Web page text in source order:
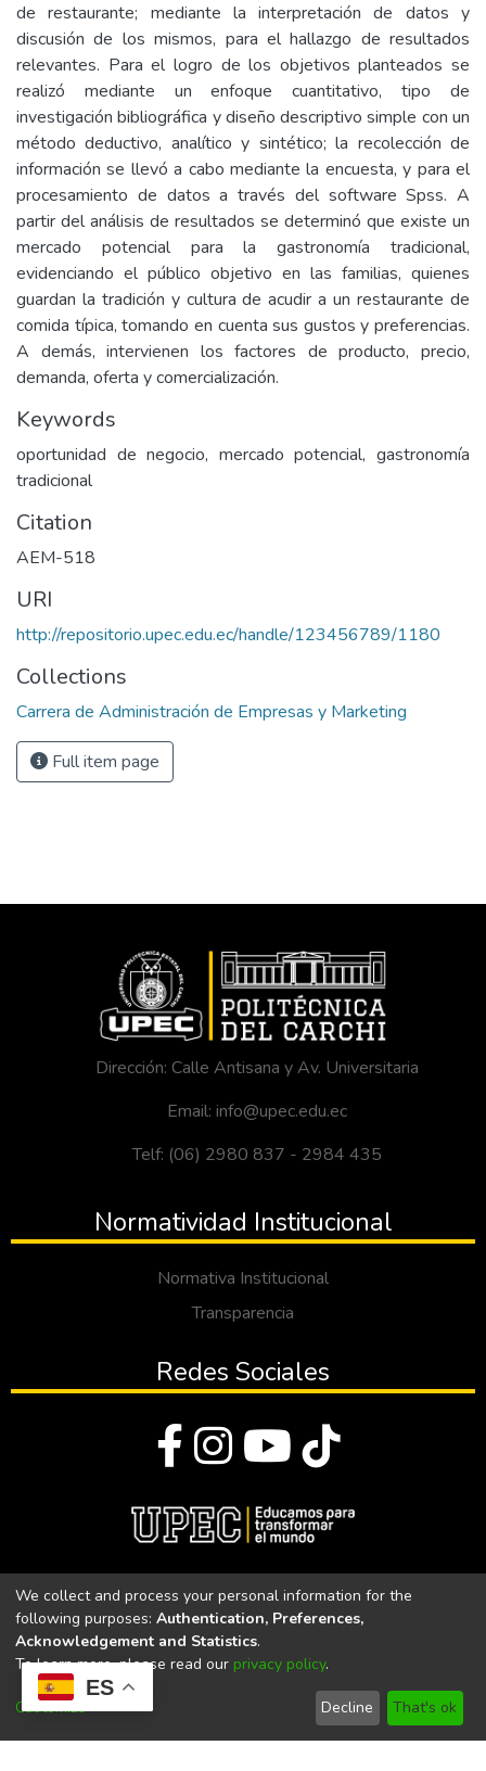
ES
de restaurante; mediante la interpretación de datos y
discusión de los mismos, para el hallazgo de resultados
relevantes. Para el logro de los objetivos planteados se
realizó mediante un enfoque cuantitativo, tipo de
investigación bibliográfica y diseño descriptivo simple con un
método deductivo, analítico y sintético; la recolección de
información se llevó a cabo mediante la encuesta, y para el
procesamiento de datos a través del software Spss. A
partir del análisis de resultados se determinó que existe un
mercado potencial para la gastronomía tradicional,
evidenciando el público objetivo en las familias, quienes
guardan la tradición y cultura de acudir a un restaurante de
comida típica, tomando en cuenta sus gustos y preferencias.
A demás, intervienen los factores de producto, precio,
demanda, oferta y comercialización.
Keywords
oportunidad de negocio, mercado potencial, gastronomía
tradicional
Citation
AEM-518
URI
http://repositorio.upec.edu.ec/handle/123456789/1180
Collections
Carrera de Administración de Empresas y Marketing
Full item page
Dirección: Calle Antisana y Av. Universitaria
Email: info@upec.edu.ec
Telf: (06) 2980 837 - 2984 435
Normatividad Institucional
Normativa Institucional
Transparencia
Redes Sociales
Universidad Politécnica Estatal del Carchi
Universidad Politécnica Estatal del Carchi | Acreditada por el
CACES Resolución N°. 160-SE-33-CACES-2020
We collect and process your personal information for the
following purposes: Authentication, Preferences,
Acknowledgement and Statistics.
To learn more, please read our privacy policy.
Customize Decline That's ok